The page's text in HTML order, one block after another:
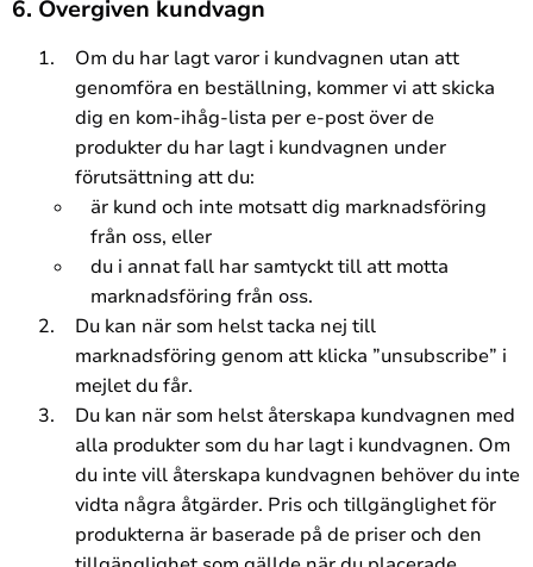
6. Övergiven kundvagn
Om du har lagt varor i kundvagnen utan att
genomföra en beställning, kommer vi att skicka
dig en kom-ihåg-lista per e-post över de
produkter du har lagt i kundvagnen under
förutsättning att du:
är kund och inte motsatt dig marknadsföring
från oss, eller
du i annat fall har samtyckt till att motta
marknadsföring från oss.
Du kan när som helst tacka nej till
marknadsföring genom att klicka ”unsubscribe” i
mejlet du får.
Du kan när som helst återskapa kundvagnen med
alla produkter som du har lagt i kundvagnen. Om
du inte vill återskapa kundvagnen behöver du inte
vidta några åtgärder. Pris och tillgänglighet för
produkterna är baserade på de priser och den